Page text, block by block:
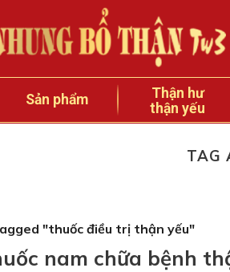
Sản phẩm
Thận hư
thận yếu
TAG
"thuốc điều trị thận yếu"
nam chữa bệnh